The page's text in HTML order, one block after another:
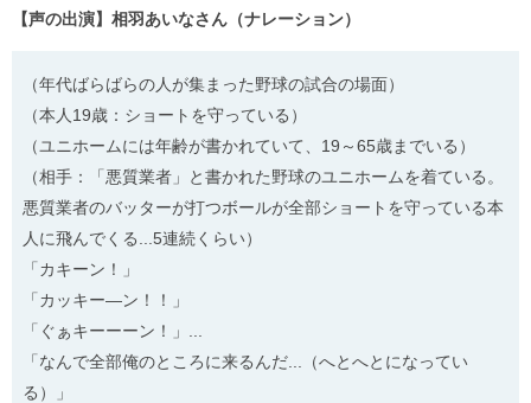
【声の出演】相羽あいなさん（ナレーション）
（年代ばらばらの人が集まった野球の試合の場面）
（本人19歳：ショートを守っている）
（ユニホームには年齢が書かれていて、19～65歳までいる）
（相手：「悪質業者」と書かれた野球のユニホームを着ている。
悪質業者のバッターが打つボールが全部ショートを守っている本
人に飛んでくる...5連続くらい）
「カキーン！」
「カッキー―ン！！」
「ぐぁキーーーン！」...
「なんで全部俺のところに来るんだ...（へとへとになってい
る）」